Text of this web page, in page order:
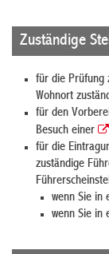
Zuständige
für die Prüfung
Wohnort
für den
Besuch einer
für die
zuständige
wenn Sie in
wenn Sie in